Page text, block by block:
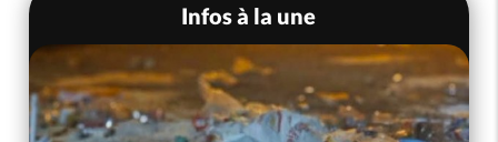
Infos à la une